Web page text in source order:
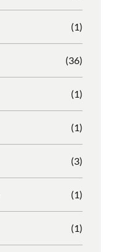
(1)
(36)
(1)
(1)
(3)
(1)
(1)